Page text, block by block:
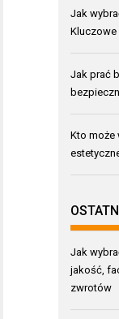
Jak
Jak prać
Kto może
Jak
jakość,
zwrotów